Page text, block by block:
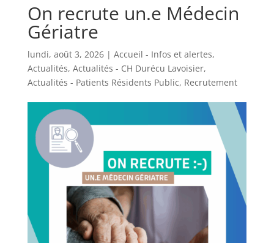
On recrute un.e Médecin
Gériatre
lundi, août 3, 2026| Accueil - Infos et alertes,
Actualités, Actualités - CH Durécu Lavoisier,
Actualités - Patients Résidents Public, Recrutement